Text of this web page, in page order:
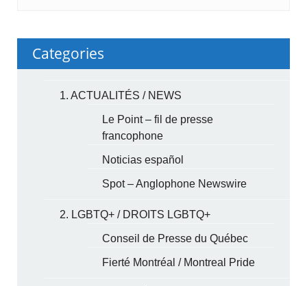
Categories
1. ACTUALITÉS / NEWS
Le Point – fil de presse
francophone
Noticias español
Spot – Anglophone Newswire
2. LGBTQ+ / DROITS LGBTQ+
Conseil de Presse du Québec
Fierté Montréal / Montreal Pride